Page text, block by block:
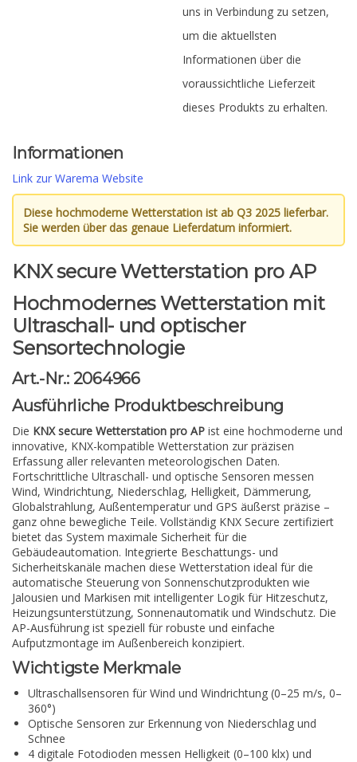
uns in Verbindung zu setzen,
um die aktuellsten
Informationen über die
voraussichtliche Lieferzeit
dieses Produkts zu erhalten.
Informationen
Link zur Warema Website
Diese hochmoderne Wetterstation ist ab Q3 2025 lieferbar.
Sie werden über das genaue Lieferdatum informiert.
KNX secure Wetterstation pro AP
Hochmodernes Wetterstation mit
Ultraschall- und optischer
Sensortechnologie
Art.-Nr.: 2064966
Ausführliche Produktbeschreibung
Die KNX secure Wetterstation pro AP ist eine hochmoderne und
innovative, KNX-kompatible Wetterstation zur präzisen
Erfassung aller relevanten meteorologischen Daten.
Fortschrittliche Ultraschall- und optische Sensoren messen
Wind, Windrichtung, Niederschlag, Helligkeit, Dämmerung,
Globalstrahlung, Außentemperatur und GPS äußerst präzise –
ganz ohne bewegliche Teile. Vollständig KNX Secure zertifiziert
bietet das System maximale Sicherheit für die
Gebäudeautomation. Integrierte Beschattungs- und
Sicherheitskanäle machen diese Wetterstation ideal für die
automatische Steuerung von Sonnenschutzprodukten wie
Jalousien und Markisen mit intelligenter Logik für Hitzeschutz,
Heizungsunterstützung, Sonnenautomatik und Windschutz. Die
AP-Ausführung ist speziell für robuste und einfache
Aufputzmontage im Außenbereich konzipiert.
Wichtigste Merkmale
Ultraschallsensoren für Wind und Windrichtung (0–25 m/s, 0–
360°)
Optische Sensoren zur Erkennung von Niederschlag und
Schnee
4 digitale Fotodioden messen Helligkeit (0–100 klx) und